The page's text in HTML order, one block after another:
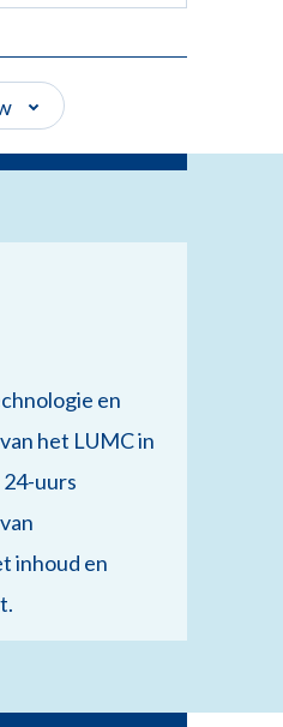
en
het LUMC in
uurs
inhoud en